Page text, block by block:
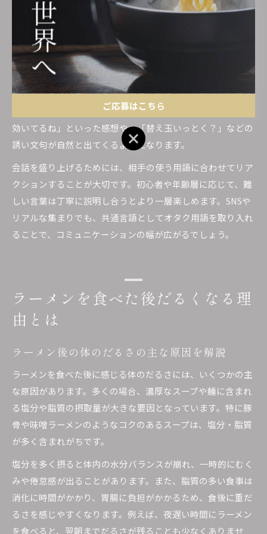
の会話が盛り上がります。ただし、初心者が使う際は意味を
誤解しないよう注意が必要です。実際に店舗で使われている
スラングを観察し、少しずつ取り入れるのが安全です。
ラーメンオタク用語で会話を盛り上げるコツ
ラーメンオタク用語をうまく活用すれば、同じ趣味の仲間と
より深い会話ができます。例えば「今日のスープはカエシが
効いてるね」といった感想や、「替え玉いっとく？」などの
誘い文句が自然と出てくるようになります。
会話を盛り上げるためには、相手の使う用語に合わせてリア
クションすることが大切です。初心者や年齢層に応じて、難
しい言葉は丁寧に説明し合うとより一層楽しめます。SNSや
リアルな集まりでも、共通言語としてオタク用語を取り入れ
ることで、コミュニケーションの幅が広がるでしょう。
ラーメンを食べた後だるくなる理
由とは
ラーメン後の体のだるさの主な原因を解説
ラーメンを食べた後に感じる体のだるさには、いくつかの主
な原因があります。多くの場合、濃厚なスープや麺に含まれ
る塩分や脂質の摂取量が大きな要因となっています。特に豚
骨や味噌ラーメンのようなコクのあるスープは、塩分・脂質
が多く含まれがちです。
塩分を多く摂ると体内の水分バランスが崩れ、一時的にむく
みや倦怠感が出ることがあります。また、脂質の多い食事は
消化に時間がかかり、胃腸に負担がかかるため、食後に重だ
るさを感じやすくなります。例えば、夜遅い時間にラーメン
を食べると、翌朝までだるさが残ることも少なくありませ
ご応募はこちら
ご応募はこちら